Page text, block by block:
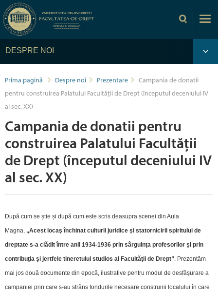
DESPRE NOI
Prima pagină Despre noi Prezentare
Campania de donatii
pentru construirea Palatului Facultății de Drept (începutul deceniului IV
al sec. XX)
Campania de donatii pentru
construirea Palatului Facultății
de Drept (începutul deceniului IV
al sec. XX)
După cum se știe și după cum este scris deasupra scenei din Aula
Magna, „Acest locaş închinat culturii juridice şi statornicirii spiritului de
dreptate s-a clădit între anii 1934-1936 prin sârguinţa profesorilor şi prin
contribuţia şi jertfele tineretului studios al Facultăţii de Drept”. Prezentăm
mai jos două documente din epocă, ilustrative pentru modul de desfășurare a
campaniei prin care s-au strâns fondurile necesare construirii localului în care